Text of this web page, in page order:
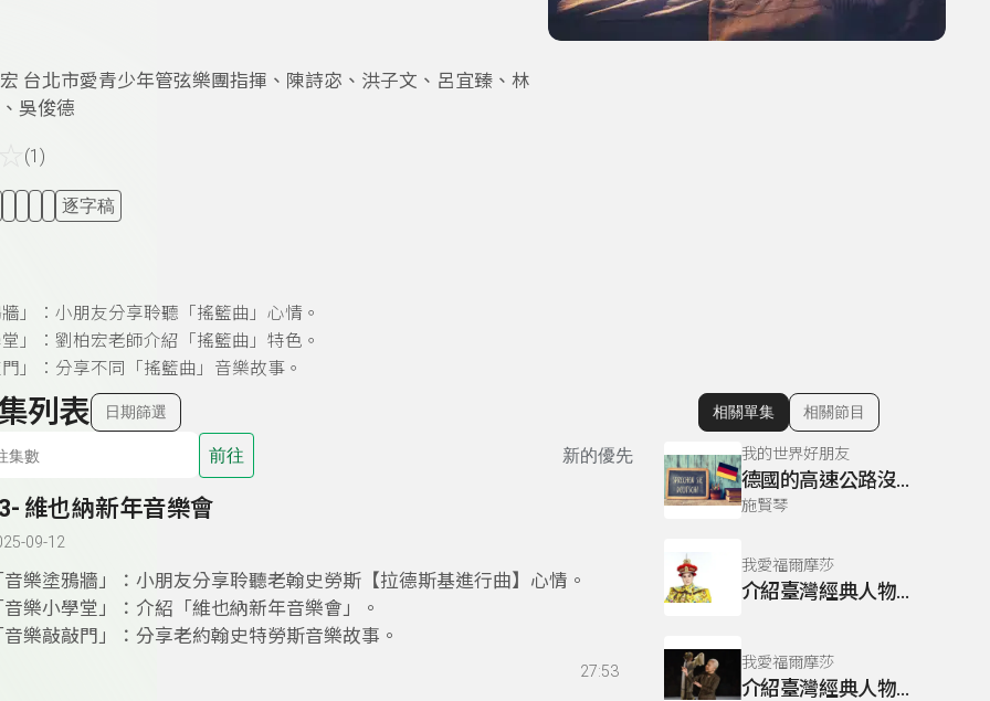
台北市愛青少年管弦樂團指揮、陳詩宓、洪子文、呂宜臻、林
吳俊德
(1)
逐字稿
」：小朋友分享聆聽 「搖籃曲」 心情。
」：劉柏宏老師介紹「 搖籃曲」特色 。
」：分享不同「搖籃曲」音樂故事。
列表 日期篩選
前往 新的優先
維也納新年音樂會
09-12
音樂塗鴉牆」：小朋友分享聆聽老翰史勞斯【拉德斯基進行曲】心情。
音樂小學堂」：介紹「維也納新年音樂會」。
音樂敲敲門」：分享老約翰史特勞斯音樂故事。
27:53
顯示相關單集
相關單集 相關節目
我的世界好朋友
德國的高速公路沒有速限？
施賢琴
我愛福爾摩莎
介紹臺灣經典人物~楊麗花
我愛福爾摩莎
介紹臺灣經典人物~廖瓊枝